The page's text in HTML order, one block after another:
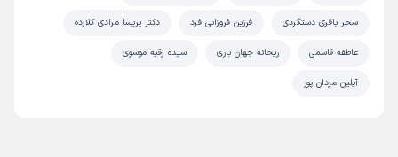
سحر باقری دستگردی فرزین فروزانی فرد دکتر پریسا مرادی کلارده
عاطفه قاسمی ریحانه جهان بازی سیده رقیه موسوی
آیلین مردان پور